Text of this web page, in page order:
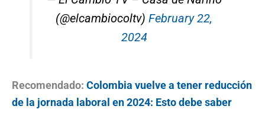
(@elcambiocoltv) February 22,
2024
Recomendado: Colombia vuelve a tener reducción
de la jornada laboral en 2024: Esto debe saber